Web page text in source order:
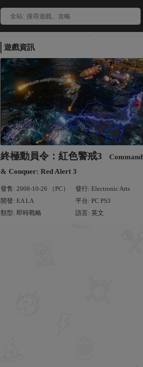
遊戲資訊
終極動員令：紅色警戒3
Command
& Conquer: Red Alert 3
發售: 2008-10-26 （PC）
發行: Electronic Arts
開發: EA LA
平台: PC PS3
類型: 即時戰略
語言: 英文